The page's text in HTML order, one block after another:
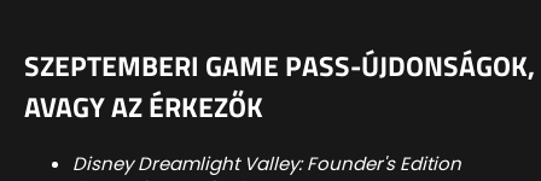
SZEPTEMBERI GAME PASS-ÚJDONSÁGOK,
AVAGY AZ ÉRKEZŐK
Disney Dreamlight Valley: Founder's Edition